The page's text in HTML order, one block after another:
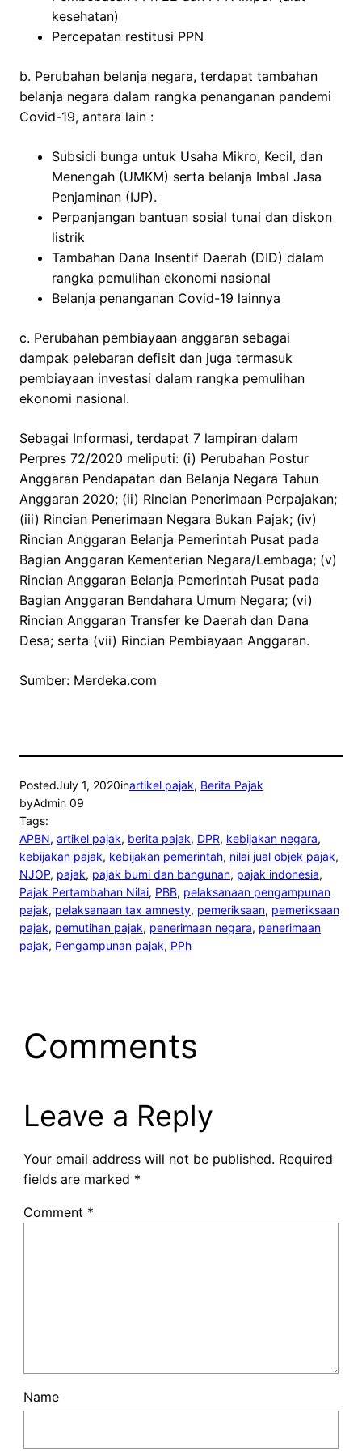
kesehatan)
Percepatan restitusi PPN
b. Perubahan belanja negara, terdapat tambahan
belanja negara dalam rangka penanganan pandemi
Covid-19, antara lain :
Subsidi bunga untuk Usaha Mikro, Kecil, dan
Menengah (UMKM) serta belanja Imbal Jasa
Penjaminan (IJP).
Perpanjangan bantuan sosial tunai dan diskon
listrik
Tambahan Dana Insentif Daerah (DID) dalam
rangka pemulihan ekonomi nasional
Belanja penanganan Covid-19 lainnya
c. Perubahan pembiayaan anggaran sebagai
dampak pelebaran defisit dan juga termasuk
pembiayaan investasi dalam rangka pemulihan
ekonomi nasional.
Sebagai Informasi, terdapat 7 lampiran dalam
Perpres 72/2020 meliputi: (i) Perubahan Postur
Anggaran Pendapatan dan Belanja Negara Tahun
Anggaran 2020; (ii) Rincian Penerimaan Perpajakan;
(iii) Rincian Penerimaan Negara Bukan Pajak; (iv)
Rincian Anggaran Belanja Pemerintah Pusat pada
Bagian Anggaran Kementerian Negara/Lembaga; (v)
Rincian Anggaran Belanja Pemerintah Pusat pada
Bagian Anggaran Bendahara Umum Negara; (vi)
Rincian Anggaran Transfer ke Daerah dan Dana
Desa; serta (vii) Rincian Pembiayaan Anggaran.
Sumber: Merdeka.com
PostedJuly 1, 2020inartikel pajak, Berita Pajak
byAdmin 09
Tags:
APBN, artikel pajak, berita pajak, DPR, kebijakan negara
kebijakan pajak, kebijakan pemerintah, nilai jual objek pajak
NJOP, pajak, pajak bumi dan bangunan, pajak indonesia
Pajak Pertambahan Nilai, PBB, pelaksanaan pengampunan
pajak, pelaksanaan tax amnesty, pemeriksaan, pemeriksaan
pajak, pemutihan pajak, penerimaan negara, penerimaan
pajak, Pengampunan pajak, PPh
Comments
Leave a Reply
Your email address will not be published. Required
fields are marked *
Comment *
Name